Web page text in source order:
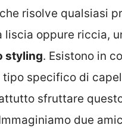
risolve qualsiasi
liscia oppure riccia,
styling. Esistono in
specifico di
sfruttare
due